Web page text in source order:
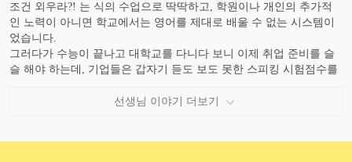
조건 외우라?! 는 식의 수업으로 딱딱하고, 학원이나 개인의 추가적
인 노력이 아니면 학교에서는 영어를 제대로 배울 수 없는 시스템이
었습니다.
그러다가 수능이 끝나고 대학교를 다니다 보니 이제 취업 준비를 슬
슬 해야 하는데, 기업들은 갑자기 듣도 보도 못한 스피킹 시험점수를
들어야 한다고 학생들은 난리입니다.
선생님 이야기 더보기